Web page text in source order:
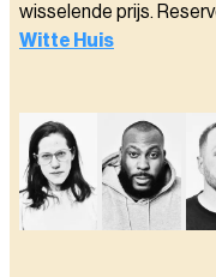
wisselende prijs.
Witte Huis